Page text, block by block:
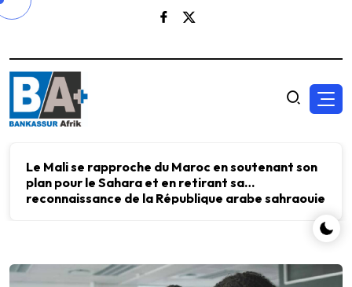
Le Mali se rapproche du Maroc en soutenant son
plan pour le Sahara et en retirant sa
reconnaissance de la République arabe sahraouie